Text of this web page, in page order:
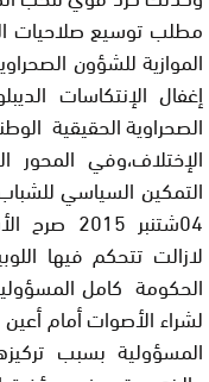
مطلب توسيعصلاحيات
الموازية للشؤون
إغفال الإنتكاسات
الصحراوية الحقيقية
الإختلاف،وفي المحور
التمكين السياسي
04شتنبر 2015 صرح الأستاذ المتدخل بأن الإنتخابات بالصحراء
لازالت تتحكم فيها
الحكومة كامل
لشراء الأصوات أمام أعين
المسؤولية بسبب